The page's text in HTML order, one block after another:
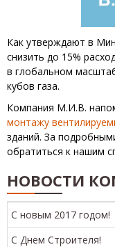
Как утверждают в
снизить до 15%
в глобальном
кубов газа.
Компания М.И.В.
монтажу
зданий. За
обратиться к нашим
НОВОСТИ
C новым 2017 годом!
С Днем Строителя!